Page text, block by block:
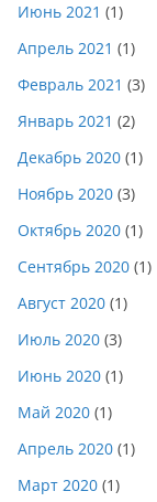
Июнь 2021 (1)
Апрель 2021 (1)
Февраль 2021 (3)
Январь 2021 (2)
Декабрь 2020 (1)
Ноябрь 2020 (3)
Октябрь 2020 (1)
Сентябрь 2020 (1)
Август 2020 (1)
Июль 2020 (3)
Июнь 2020 (1)
Май 2020 (1)
Апрель 2020 (1)
Март 2020 (1)